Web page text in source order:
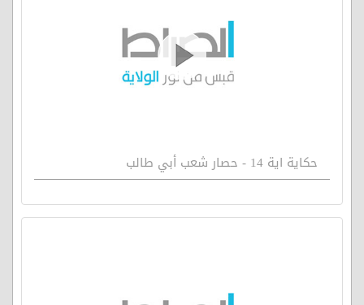
حكاية اية 14 - حصار شعب أبي طالب